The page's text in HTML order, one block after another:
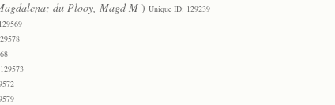
du Plooy, Magd M ) Unique ID: 129239